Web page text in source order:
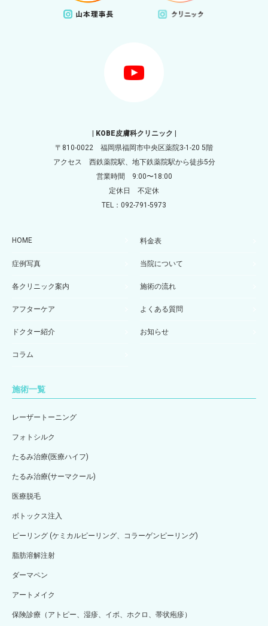
| KOBE皮膚科クリニック |
〒810-0022 福岡県福岡市中央区薬院3-1-20 5階
アクセス 西鉄薬院駅、地下鉄薬院駅から徒歩5分
営業時間 9:00〜18:00
定休日 不定休
TEL：092-791-5973
HOME 料金表
症例写真 当院について
各クリニック案内 施術の流れ
アフターケア よくある質問
ドクター紹介 お知らせ
コラム
施術一覧
レーザートーニング
フォトシルク
たるみ治療(医療ハイフ)
たるみ治療(サーマクール)
医療脱毛
ボトックス注入
ピーリング (ケミカルピーリング、コラーゲンピーリング)
脂肪溶解注射
ダーマペン
アートメイク
保険診療（アトピー、湿疹、イボ、ホクロ、帯状疱疹）